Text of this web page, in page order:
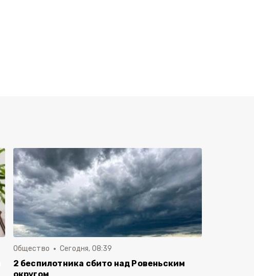
Общество Сегодня, 08:39
2 беспилотника сбито над Ровеньским